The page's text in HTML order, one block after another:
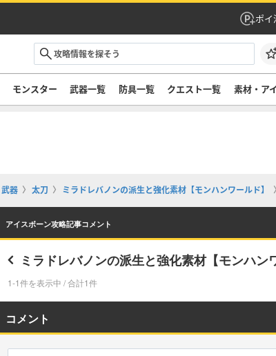
ポイ
モンスター 武器一覧 防具一覧 クエスト一覧 素材・ア
武器 太刀 ミラドレバノンの派生と強化素材【モンハンワールド】
アイスボーン攻略記事コメント
ミラドレバノンの派生と強化素材【モンハン
1-1件を表示中 / 合計1件
コメント